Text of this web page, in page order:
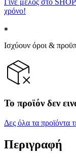
χρόνο!
Ισχύουν όροι &
Το προϊόν δεν
Δες όλα τα προϊόντα
Περιγραφή